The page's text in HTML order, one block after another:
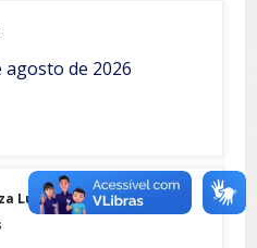
agosto de 2026
Lusófona e Expo-